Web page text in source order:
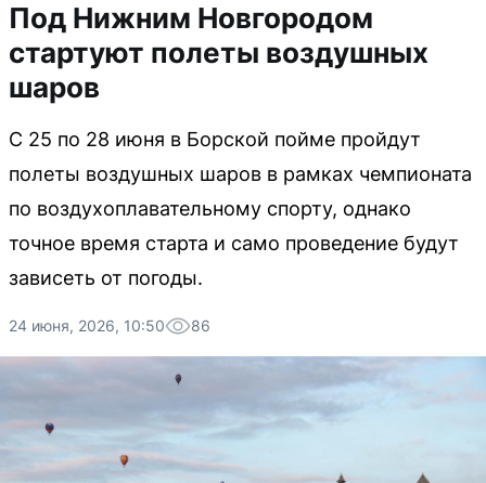
Под Нижним Новгородом
стартуют полеты воздушных
шаров
С 25 по 28 июня в Борской пойме пройдут
полеты воздушных шаров в рамках чемпионата
по воздухоплавательному спорту, однако
точное время старта и само проведение будут
зависеть от погоды.
24 июня, 2026, 10:50 86